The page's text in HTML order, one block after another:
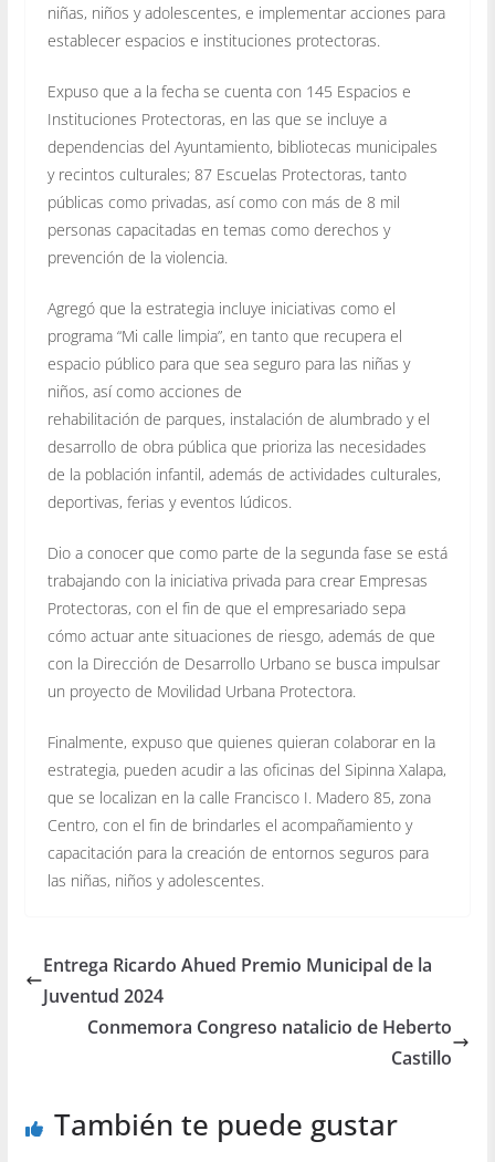
niñas, niños y adolescentes, e implementar acciones para
establecer espacios e instituciones protectoras.
Expuso que a la fecha se cuenta con 145 Espacios e
Instituciones Protectoras, en las que se incluye a
dependencias del Ayuntamiento, bibliotecas municipales
y recintos culturales; 87 Escuelas Protectoras, tanto
públicas como privadas, así como con más de 8 mil
personas capacitadas en temas como derechos y
prevención de la violencia.
Agregó que la estrategia incluye iniciativas como el
programa “Mi calle limpia”, en tanto que recupera el
espacio público para que sea seguro para las niñas y
niños, así como acciones de
rehabilitación de parques, instalación de alumbrado y el
desarrollo de obra pública que prioriza las necesidades
de la población infantil, además de actividades culturales,
deportivas, ferias y eventos lúdicos.
Dio a conocer que como parte de la segunda fase se está
trabajando con la iniciativa privada para crear Empresas
Protectoras, con el fin de que el empresariado sepa
cómo actuar ante situaciones de riesgo, además de que
con la Dirección de Desarrollo Urbano se busca impulsar
un proyecto de Movilidad Urbana Protectora.
Finalmente, expuso que quienes quieran colaborar en la
estrategia, pueden acudir a las oficinas del Sipinna Xalapa,
que se localizan en la calle Francisco I. Madero 85, zona
Centro, con el fin de brindarles el acompañamiento y
capacitación para la creación de entornos seguros para
las niñas, niños y adolescentes.
Entrega Ricardo Ahued Premio Municipal de la
Juventud 2024
Conmemora Congreso natalicio de Heberto
Castillo
También te puede gustar